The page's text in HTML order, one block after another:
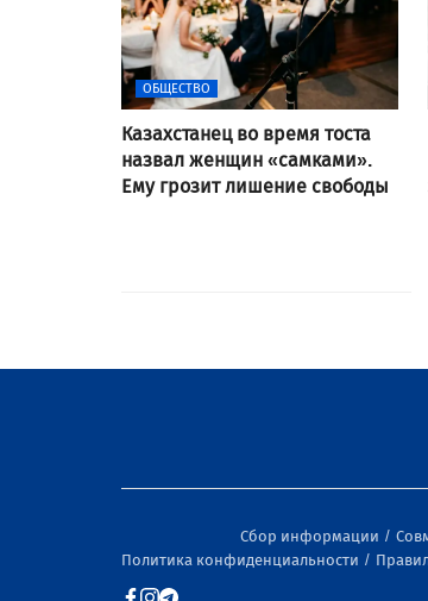
ОБЩЕСТВО
Казахстанец во время тоста
назвал женщин «самками».
Ему грозит лишение свободы
Сбор информации
Политика конфиденциальности